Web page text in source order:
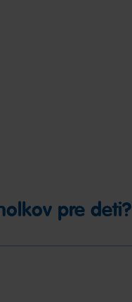
pre deti?